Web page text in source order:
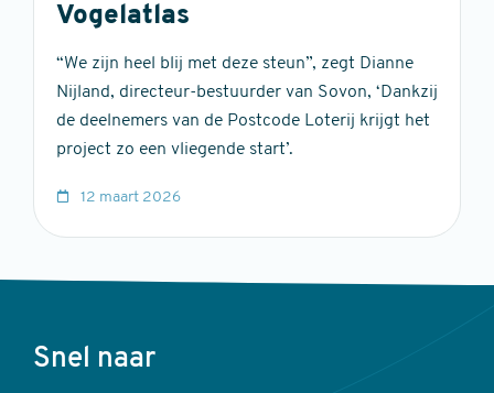
Vogelatlas
“We zijn heel blij met deze steun”, zegt Dianne
Nijland, directeur-bestuurder van Sovon, ‘Dankzij
de deelnemers van de Postcode Loterij krijgt het
project zo een vliegende start’.
12 maart 2026
Voet
Snel naar